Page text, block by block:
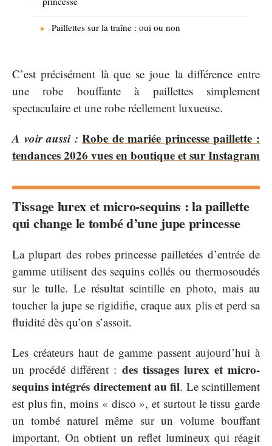
Paillettes sur la traîne : oui ou non
C’est précisément là que se joue la différence entre
une robe bouffante à paillettes simplement
spectaculaire et une robe réellement luxueuse.
A voir aussi : Robe de mariée princesse paillette :
tendances 2026 vues en boutique et sur Instagram
Tissage lurex et micro-sequins : la paillette
qui change le tombé d’une jupe princesse
La plupart des robes princesse pailletées d’entrée de
gamme utilisent des sequins collés ou thermosoudés
sur le tulle. Le résultat scintille en photo, mais au
toucher la jupe se rigidifie, craque aux plis et perd sa
fluidité dès qu’on s’assoit.
Les créateurs haut de gamme passent aujourd’hui à
un procédé différent : des tissages lurex et micro-
sequins intégrés directement au fil. Le scintillement
est plus fin, moins « disco », et surtout le tissu garde
un tombé naturel même sur un volume bouffant
important. On obtient un reflet lumineux qui réagit